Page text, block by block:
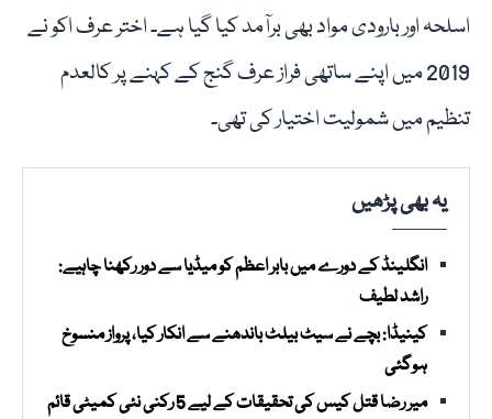
اسلحہ اور بارودی مواد بھی برآمد کیا گیا ہے۔ اختر عرف اکو نے
2019 میں اپنے ساتھی فراز عرف گنج کے کہنے پر کالعدم
تنظیم میں شمولیت اختیار کی تھی۔
یہ بھی پڑھیں
انگلینڈ کے دورے میں بابر اعظم کو میڈیا سے دور رکھنا چاہیے:
راشد لطیف
کینیڈا: بچے نے سیٹ بیلٹ باندھنے سے انکار کیا، پرواز منسوخ
ہوگئی
میر رضا قتل کیس کی تحقیقات کے لیے 5 رکنی نئی کمیٹی قائم